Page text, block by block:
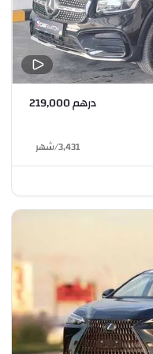
درهم 219,000
3,431
/شهر